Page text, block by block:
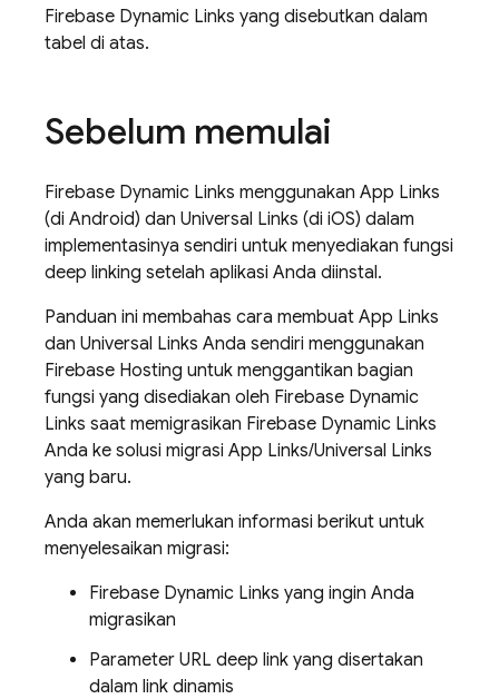
Firebase Dynamic Links yang disebutkan dalam
tabel di atas.
Sebelum memulai
Firebase Dynamic Links menggunakan App Links
(di Android) dan Universal Links (di iOS) dalam
implementasinya sendiri untuk menyediakan fungsi
deep linking setelah aplikasi Anda diinstal.
Panduan ini membahas cara membuat App Links
dan Universal Links Anda sendiri menggunakan
Firebase Hosting untuk menggantikan bagian
fungsi yang disediakan oleh Firebase Dynamic
Links saat memigrasikan Firebase Dynamic Links
Anda ke solusi migrasi App Links/Universal Links
yang baru.
Anda akan memerlukan informasi berikut untuk
menyelesaikan migrasi:
Firebase Dynamic Links yang ingin Anda
migrasikan
Parameter URL deep link yang disertakan
dalam link dinamis